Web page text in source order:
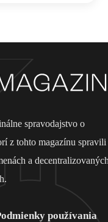
spravodajstvo o
z tohto magazínu spravili
a
používania